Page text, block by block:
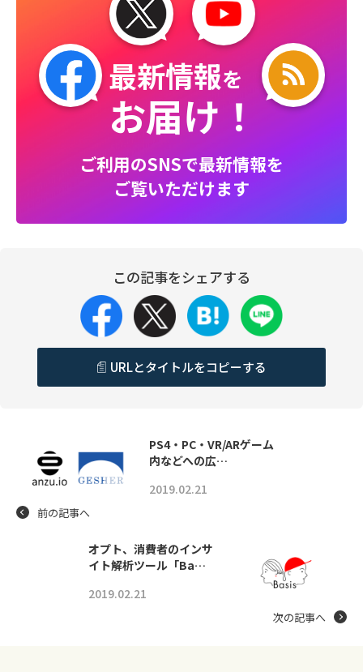
最新情報を
お届け！
ご利用のSNSで最新情報を
ご覧いただけます
この記事をシェアする
URLとタイトルをコピーする
PS4・PC・VR/ARゲーム
内などへの広…
2019.02.21
前の記事へ
オプト、消費者のインサ
イト解析ツール「Ba…
2019.02.21
次の記事へ